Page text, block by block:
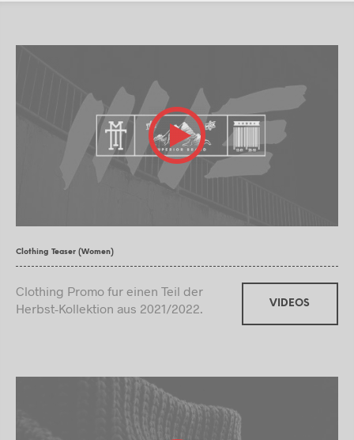
Clothing Teaser (Women)
Clothing Promo fur einen Teil der
Herbst-Kollektion aus 2021/2022.
VIDEOS